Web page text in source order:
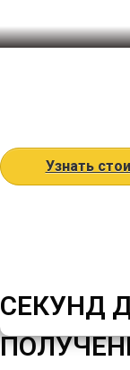
Узнать
СЕКУНД